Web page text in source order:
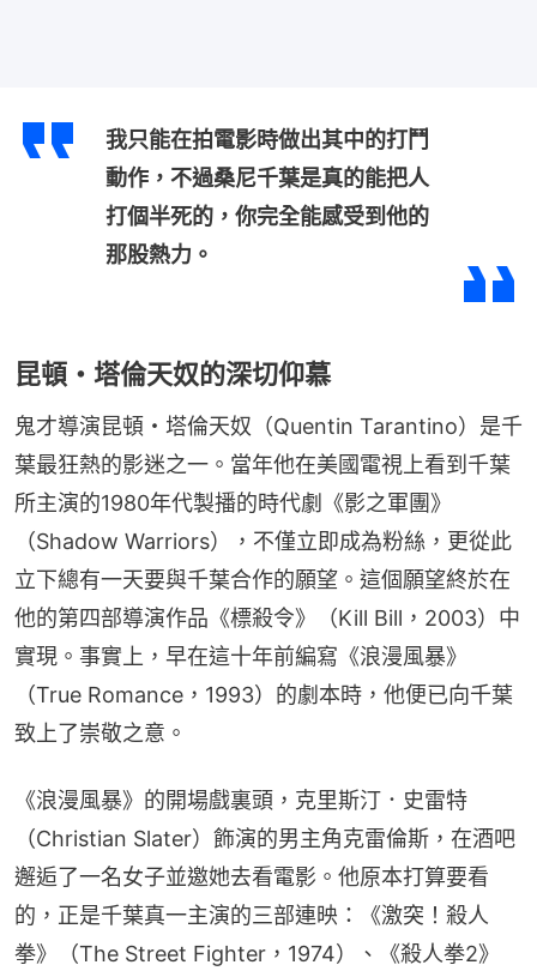
我只能在拍電影時做出其中的打鬥
動作，不過桑尼千葉是真的能把人
打個半死的，你完全能感受到他的
那股熱力。
昆頓・塔倫天奴的深切仰慕
鬼才導演昆頓・塔倫天奴（Quentin Tarantino）是千
葉最狂熱的影迷之一。當年他在美國電視上看到千葉
所主演的1980年代製播的時代劇《影之軍團》
（Shadow Warriors），不僅立即成為粉絲，更從此
立下總有一天要與千葉合作的願望。這個願望終於在
他的第四部導演作品《標殺令》（Kill Bill，2003）中
實現。事實上，早在這十年前編寫《浪漫風暴》
（True Romance，1993）的劇本時，他便已向千葉
致上了崇敬之意。
《浪漫風暴》的開場戲裏頭，克里斯汀．史雷特
（Christian Slater）飾演的男主角克雷倫斯，在酒吧
邂逅了一名女子並邀她去看電影。他原本打算要看
的，正是千葉真一主演的三部連映：《激突！殺人
拳》（The Street Fighter，1974）、《殺人拳2》